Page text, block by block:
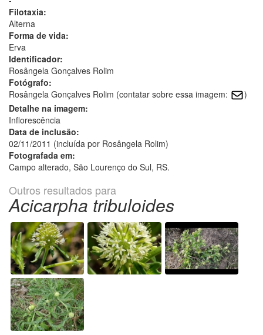
Filotaxia:
Alterna
Forma de vida:
Erva
Identificador:
Rosângela Gonçalves Rolim
Fotógrafo:
Rosângela Gonçalves Rolim (contatar sobre essa imagem:
)
Detalhe na imagem:
Inflorescência
Data de inclusão:
02/11/2011 (incluída por Rosângela Rolim)
Fotografada em:
Campo alterado, São Lourenço do Sul, RS.
Outros resultados para
Acicarpha tribuloides